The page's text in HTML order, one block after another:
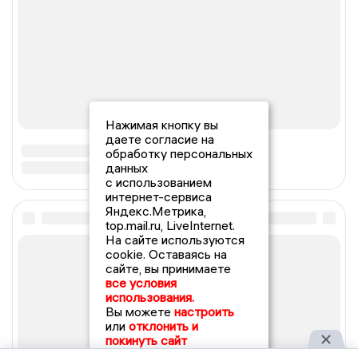
Нажимая кнопку вы
даете согласие на
обработку персональных
данных
с использованием
интернет-сервиса
Яндекс.Метрика,
top.mail.ru, LiveInternet.
На сайте используются
cookie. Оставаясь на
сайте, вы принимаете
все условия
использования.
Вы можете настроить
или отклонить и
покинуть сайт